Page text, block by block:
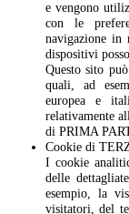
e vengono
con le
navigazione in
dispositivi
Questo sito
quali, ad
europea e
relativamente
di PRIMA
Cookie di
I cookie
delle
esempio, la
visitatori, del